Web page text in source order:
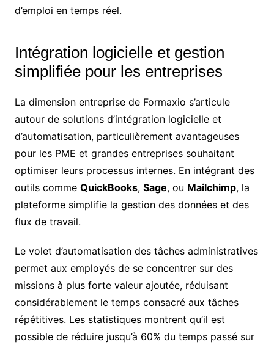
d’emploi en temps réel.
Intégration logicielle et gestion
simplifiée pour les entreprises
La dimension entreprise de Formaxio s’articule
autour de solutions d’intégration logicielle et
d’automatisation, particulièrement avantageuses
pour les PME et grandes entreprises souhaitant
optimiser leurs processus internes. En intégrant des
outils comme QuickBooks, Sage, ou Mailchimp, la
plateforme simplifie la gestion des données et des
flux de travail.
Le volet d’automatisation des tâches administratives
permet aux employés de se concentrer sur des
missions à plus forte valeur ajoutée, réduisant
considérablement le temps consacré aux tâches
répétitives. Les statistiques montrent qu’il est
possible de réduire jusqu’à 60% du temps passé sur